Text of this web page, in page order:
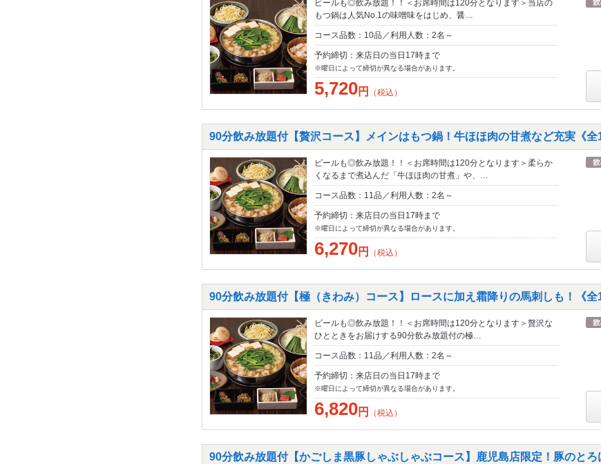
ビールも◎飲み放題！！＜お席時間は120分となります＞当店の
もつ鍋は人気No.1の味噌味をはじめ、醤…
コース品数：10品／利用人数：2名～
予約締切：来店日の当日17時まで
※曜日によって締切が異なる場合があります。
5,720円 （税込）
90分飲み放題付【贅沢コース】メインはもつ鍋！牛ほほ肉の甘煮など充実《全
ビールも◎飲み放題！！＜お席時間は120分となります＞柔らか
くなるまで煮込んだ「牛ほほ肉の甘煮」や、…
コース品数：11品／利用人数：2名～
予約締切：来店日の当日17時まで
※曜日によって締切が異なる場合があります。
6,270円 （税込）
90分飲み放題付【極（きわみ）コース】ロースに加え霜降りの馬刺しも！《全
ビールも◎飲み放題！！＜お席時間は120分となります＞贅沢な
ひとときをお届けする90分飲み放題付の極…
コース品数：11品／利用人数：2名～
予約締切：来店日の当日17時まで
※曜日によって締切が異なる場合があります。
6,820円 （税込）
90分飲み放題付【かごしま黒豚しゃぶしゃぶコース】鹿児島店限定！豚のとろ